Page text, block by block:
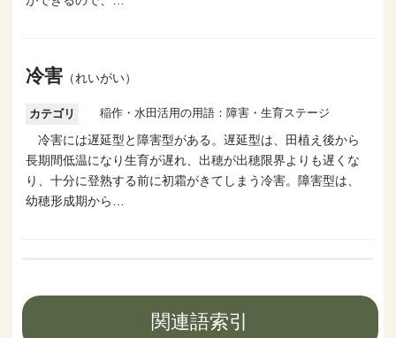
冷害 （れいがい）
カテゴリ 稲作・水田活用の用語：障害・生育ステージ
冷害には遅延型と障害型がある。遅延型は、田植え後から
長期間低温になり生育が遅れ、出穂が出穂限界よりも遅くな
り、十分に登熟する前に初霜がきてしまう冷害。障害型は、
幼穂形成期から…
関連語索引